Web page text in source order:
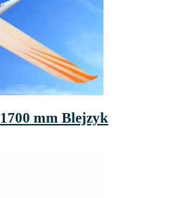
mm Blejzyk